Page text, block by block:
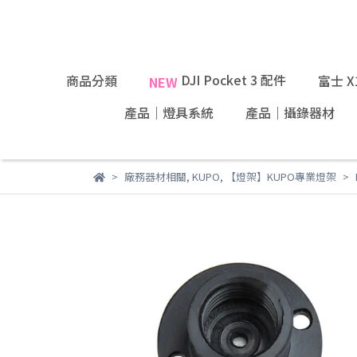
商品分類 NEWDJI Pocket 3 配件
富士
產品｜燈具系統
產品｜攝錄器材
廠務器材相關, KUPO, 【燈架】KUPO專業燈架